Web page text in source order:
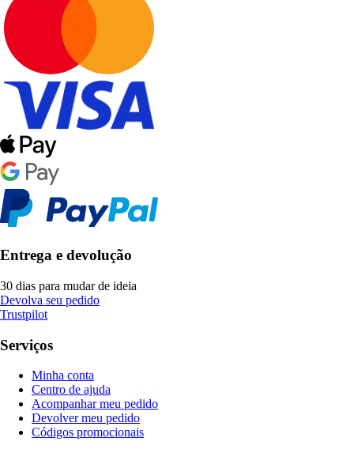
Entrega e devolução
30 dias para mudar de ideia
Devolva seu pedido
Trustpilot
Serviços
Minha conta
Centro de ajuda
Acompanhar meu pedido
Devolver meu pedido
Códigos promocionais